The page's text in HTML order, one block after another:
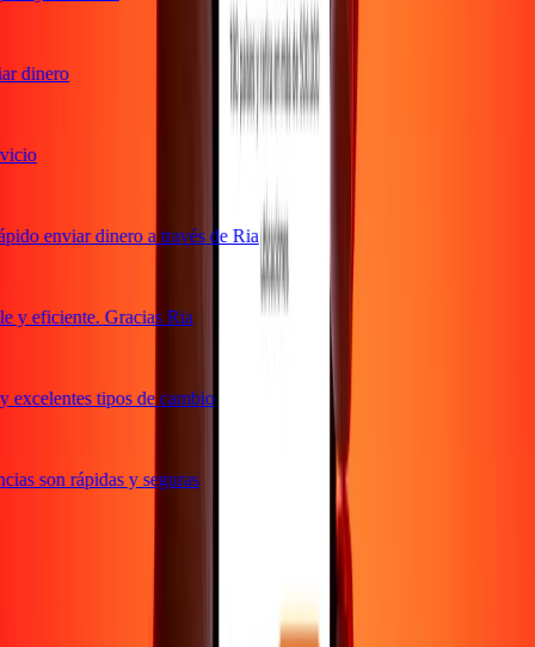
dinero
enviar dinero a través de Ria
eficiente. Gracias Ria
tipos de cambio
son rápidas y seguras